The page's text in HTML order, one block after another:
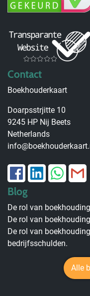
Contact
Boekhouderkaart
Doarpsstrjitte 10
9245 HP Nij Beets
Netherlands
Blog
De rol van
De rol van
De rol van
bedrijfsschulden.
Alle